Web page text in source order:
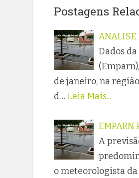
Postagens
ANALISE
Dados
de janeiro, na
d… Leia Mais...
EMPARN
A
o meteorologista